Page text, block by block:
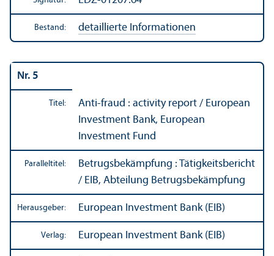
Bestand: detaillierte Informationen
Nr. 5
Titel:
Anti-fraud : activity report / European
Investment Bank, European
Investment Fund
Paralleltitel:
Betrugsbekämpfung : Tätigkeits­bericht
/ EIB, Abteilung Betrugsbekämpfung
Herausgeber: European Investment Bank (EIB)
Verlag: European Investment Bank (EIB)